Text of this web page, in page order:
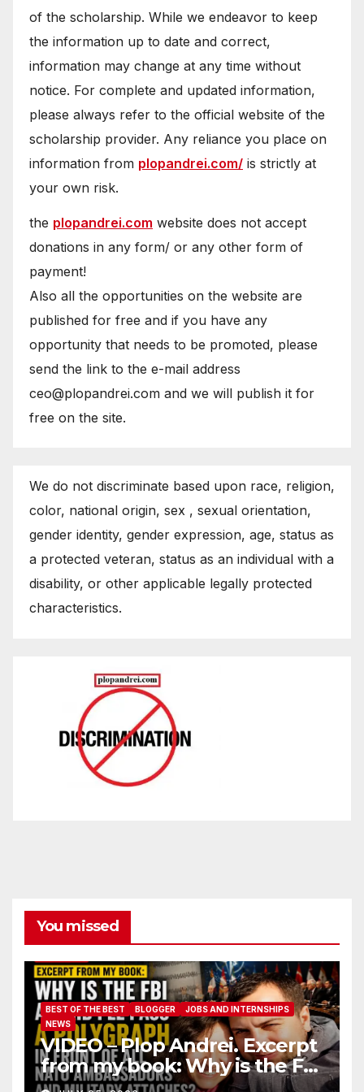
of the scholarship. While we endeavor to keep
the information up to date and correct,
information may change at any time without
notice. For complete and updated information,
please always refer to the official website of the
scholarship provider. Any reliance you place on
information from plopandrei.com/ is strictly at
your own risk.
the plopandrei.com website does not accept
donations in any form/ or any other form of
payment!
Also all the opportunities on the website are
published for free and if you have any
opportunity that needs to be promoted, please
send the link to the e-mail address
ceo@plopandrei.com and we will publish it for
free on the site.
We do not discriminate based upon race, religion,
color, national origin, sex , sexual orientation,
gender identity, gender expression, age, status as
a protected veteran, status as an individual with a
disability, or other applicable legally protected
characteristics.
You missed
BEST OF THE BEST BLOGGER
JOBS AND INTERNSHIPS
NEWS
VIDEO – Plop Andrei. Excerpt
from my book: Why is the FBI
afraid I’ll pass a polygraph in